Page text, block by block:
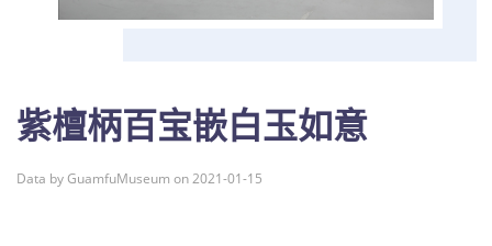
紫檀柄百宝嵌白玉如意
Data by GuamfuMuseum on 2021-01-15